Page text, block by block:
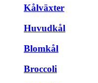
Kålväxter
Huvudkål
Blomkål
Broccoli